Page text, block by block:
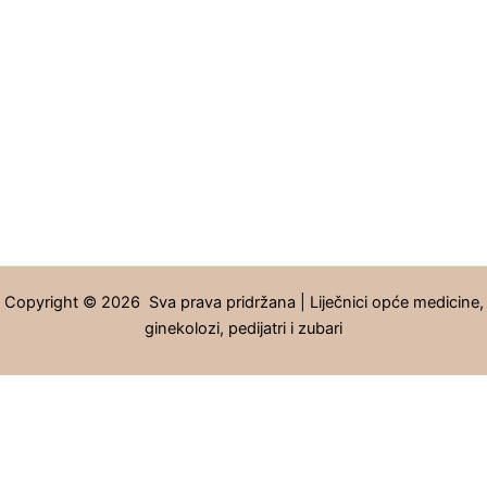
Copyright © 2026 Sva prava pridržana | Liječnici opće medicine,
ginekolozi, pedijatri i zubari